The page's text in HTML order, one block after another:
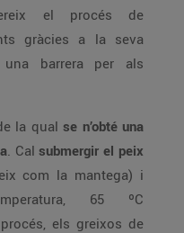
el procés de
gràcies a la seva
barrera per als
la qual se n’obté una
. Cal submergir el peix
com la mantega) i
65 ºC
els greixos de